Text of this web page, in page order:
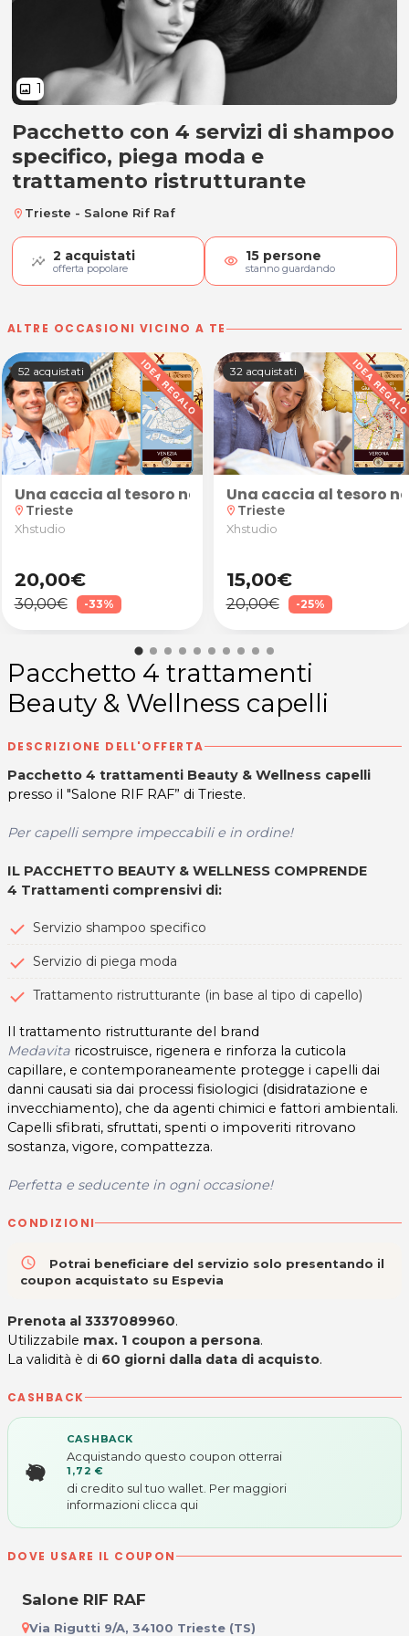
image 1
Pacchetto 4 trattamenti Beauty
Pacchetto con 4 servizi di shampoo
specifico, piega moda e
trattamento ristrutturante
location_on Trieste - Salone Rif Raf
2 acquistati
offerta popolare visibility 15 persone
stanno guardando
ALTRE OCCASIONI VICINO A TE
Fashion Beauty a Trieste
tips oppure cartina da Fashion Beauty a Trieste
52 acquistati
Una caccia al tesoro nella suggestiva atmosfera
location_on Trieste
Xhstudio
20,00€
30,00€ -33%
32 acquistati
Una caccia al tesoro
location_on Trieste
Xhstudio
15,00€
20,00€ -25%
Pacchetto 4 trattamenti
Beauty & Wellness capelli
DESCRIZIONE DELL'OFFERTA
Pacchetto 4 trattamenti Beauty & Wellness capelli
presso il "Salone RIF RAF” di Trieste.
Per capelli sempre impeccabili e in ordine!
IL PACCHETTO BEAUTY & WELLNESS COMPRENDE
4 Trattamenti comprensivi di:
Servizio shampoo specifico
Servizio di piega moda
Trattamento ristrutturante (in base al tipo di capello)
Il trattamento ristrutturante del brand
Medavita ricostruisce, rigenera e rinforza la cuticola
capillare, e contemporaneamente protegge i capelli dai
danni causati sia dai processi fisiologici (disidratazione e
invecchiamento), che da agenti chimici e fattori ambientali.
Capelli sfibrati, sfruttati, spenti o impoveriti ritrovano
sostanza, vigore, compattezza.
Perfetta e seducente in ogni occasione!
CONDIZIONI
access_time
Potrai beneficiare del servizio solo presentando il
coupon acquistato su Espevia
Prenota al 3337089960.
Utilizzabile max. 1 coupon a persona.
La validità è di 60 giorni dalla data di acquisto.
CASHBACK
CASHBACK
Acquistando questo coupon otterrai
1,72 €
di credito sul tuo wallet. Per maggiori
informazioni clicca qui
DOVE USARE IL COUPON
Salone RIF RAF
Via Rigutti 9/A, 34100 Trieste (TS)